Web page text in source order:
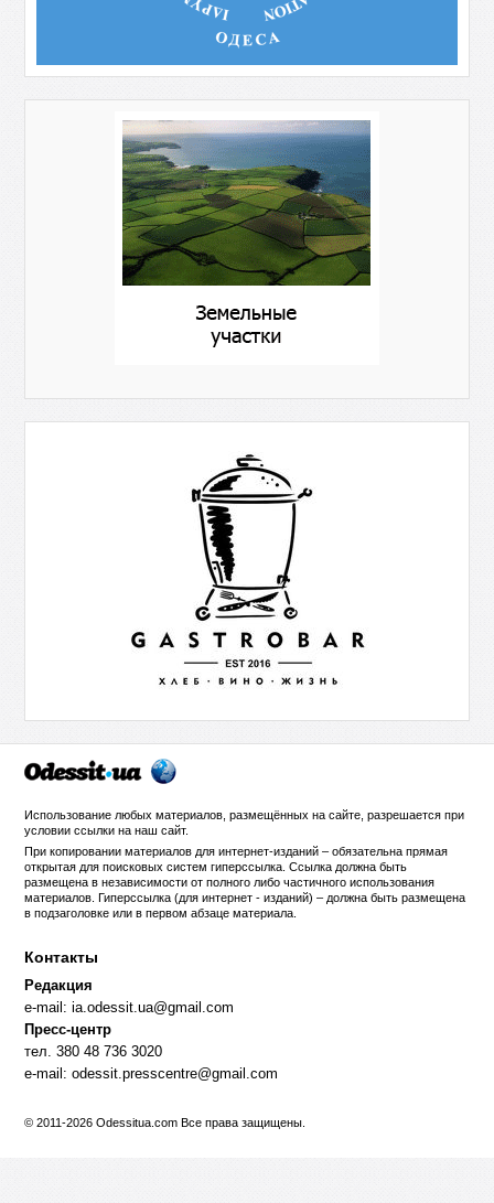
Использование любых материалов, размещённых на сайте, разрешается при
условии ссылки нанаш сайт.
При копировании материалов для интернет-изданий – обязательна прямая
открытая для поисковых систем гиперссылка. Ссылка должна быть
размещена в независимости от полного либо частичного использования
материалов. Гиперссылка (для интернет - изданий) – должна быть размещена
в подзаголовке или в первом абзаце материала.
Контакты
Редакция
e-mail:ia.odessit.ua@gmail.com
Пресс-центр
тел. 380 48 736 3020
e-mail:odessit.presscentre@gmail.com
© 2011-2026 Odessitua.com Все права защищены.